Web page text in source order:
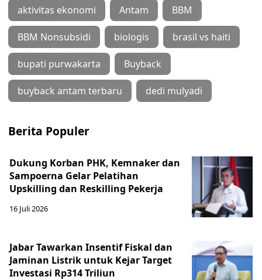
aktivitas ekonomi Antam BBM
BBM Nonsubsidi biologis brasil vs haiti
bupati purwakarta Buyback
buyback antam terbaru dedi mulyadi
Berita Populer
Dukung Korban PHK, Kemnaker dan
Sampoerna Gelar Pelatihan
Upskilling dan Reskilling Pekerja
16 Juli 2026
Jabar Tawarkan Insentif Fiskal dan
Jaminan Listrik untuk Kejar Target
Investasi Rp314 Triliun